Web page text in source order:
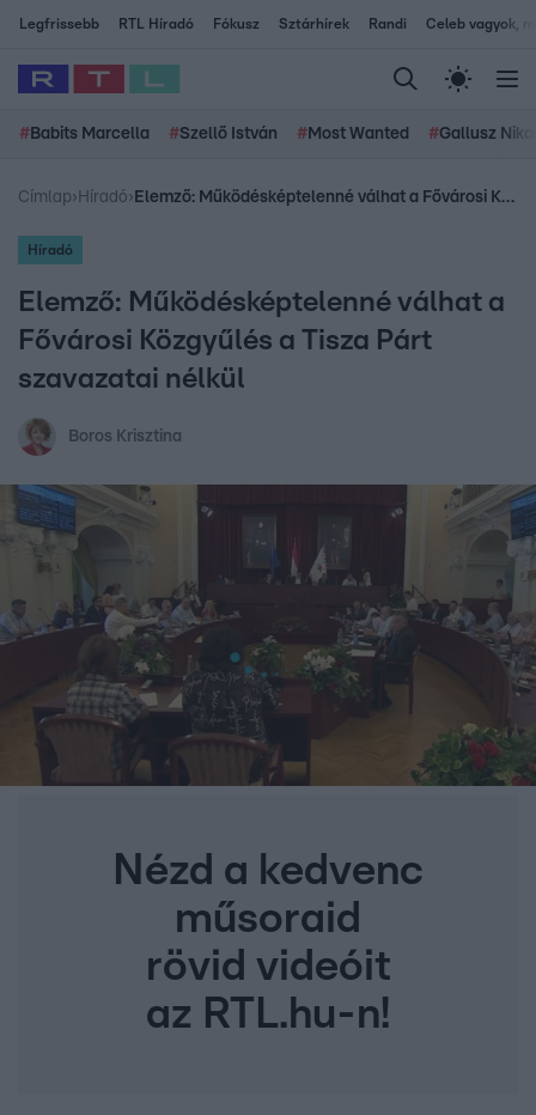
Legfrissebb RTL Híradó Fókusz Sztárhírek Randi Celeb vagyok,
# Babits Marcella #Szellő István # Most Wanted #Gallusz
Címlap› Híradó› Elemző: Működésképtelenné válhat a Fővárosi Közgyűlés a Tisza Párt szavazatai nélkül
Híradó
Elemző: Működésképtelenné válhat a
Fővárosi Közgyűlés a Tisza Párt
szavazatai nélkül
Boros Krisztina
Nézd a kedvenc
műsoraid
rövid videóit
az RTL.hu-n!